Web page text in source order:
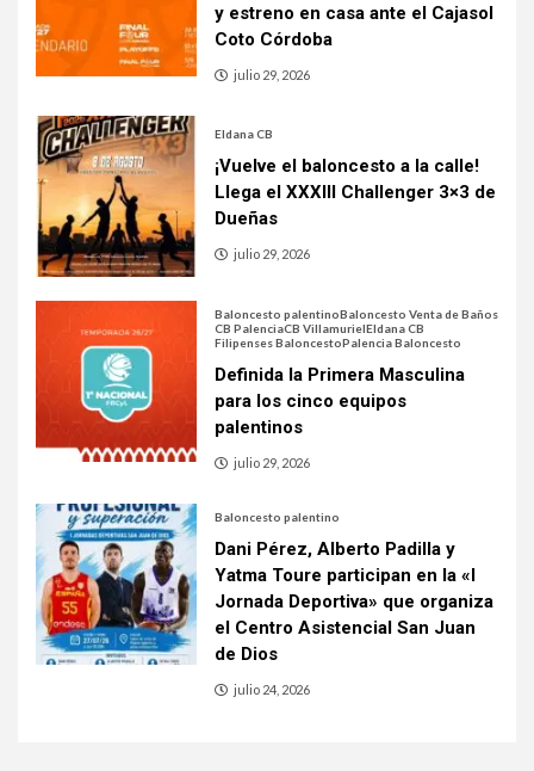
y estreno en casa ante el Cajasol
Coto Córdoba
julio 29, 2026
Eldana CB
¡Vuelve el baloncesto a la calle!
Llega el XXXIII Challenger 3×3 de
Dueñas
julio 29, 2026
Baloncesto palentinoBaloncesto Venta de Baños
CB PalenciaCB VillamurielEldana CB
Filipenses BaloncestoPalencia Baloncesto
Definida la Primera Masculina
para los cinco equipos
palentinos
julio 29, 2026
Baloncesto palentino
Dani Pérez, Alberto Padilla y
Yatma Toure participan en la «I
Jornada Deportiva» que organiza
el Centro Asistencial San Juan
de Dios
julio 24, 2026